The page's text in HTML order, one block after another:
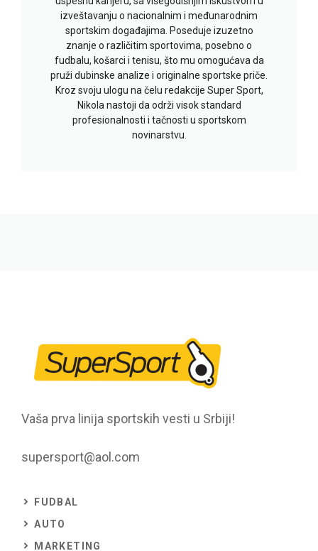
izveštavanju o nacionalnim i međunarodnim
sportskim događajima. Poseduje izuzetno
znanje o različitim sportovima, posebno o
fudbalu, košarci i tenisu, što mu omogućava da
pruži dubinske analize i originalne sportske priče.
Kroz svoju ulogu na čelu redakcije Super Sport,
Nikola nastoji da održi visok standard
profesionalnosti i tačnosti u sportskom
novinarstvu.
Vaša prva linija sportskih vesti u Srbiji!
supersport@aol.com
FUDBAL
AUTO
MARKETING